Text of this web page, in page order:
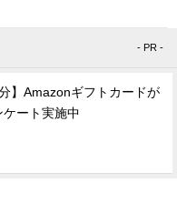
- PR -
】Amazonギフトカードが
ート実施中